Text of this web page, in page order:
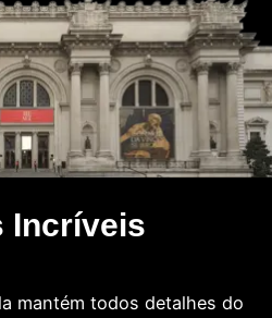
Incríveis
mantém todos detalhes do